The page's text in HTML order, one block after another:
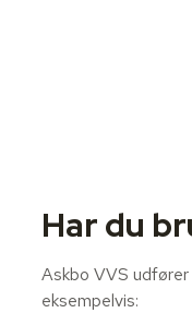
Har du
Askbo VVS
eksempelvis: